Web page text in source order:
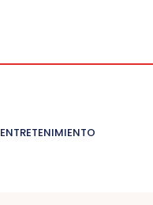
ENTRETENIMIENTO